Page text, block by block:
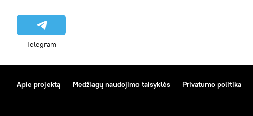
Telegram
Apie projektą Medžiagų naudojimo taisyklės Privatumo politika